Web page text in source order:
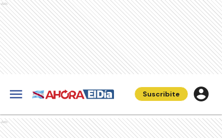
Ads
Suscribite
Ads